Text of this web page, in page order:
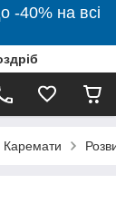
-40% на всі
Каремати